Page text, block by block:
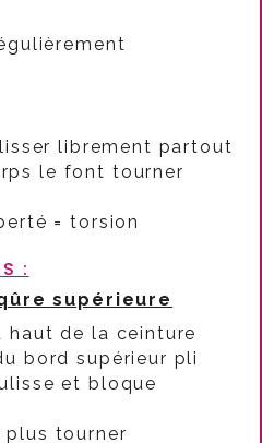
librement partout
le font tourner
= torsion
:​
supérieure
haut de la ceinture
bord supérieur pli
et bloque
plus tourner